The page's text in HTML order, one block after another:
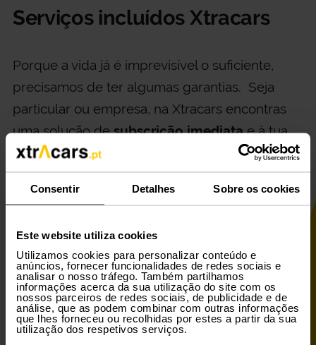
Consentir Detalhes Sobre os cookies
Este website utiliza cookies
Utilizamos cookies para personalizar conteúdo e
anúncios, fornecer funcionalidades de redes sociais e
analisar o nosso tráfego. Também partilhamos
informações acerca da sua utilização do site com os
nossos parceiros de redes sociais, de publicidade e de
análise, que as podem combinar com outras informações
que lhes forneceu ou recolhidas por estes a partir da sua
utilização dos respetivos serviços.
Serviços incluídos Xtracars
Porque a vida já é imprevisível o suficiente,
precisamos de ter algumas garantias. Seja
particular ou empresa, na Xtracars encontras
uma solução desubscrição imediatae à tua
medida, com tudo incluído.
Xtraordinário, não
é?
Começar Já
Seguro contra terceiros
Assistência em viagem 24H